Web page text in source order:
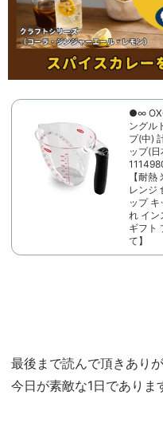
●∞
ングル
プ(中)
ップ(
【耐
レンジ
ップ
れ イン
ギフト
て】
最後まで読んで頂きあり
今日が素敵な1日でありま